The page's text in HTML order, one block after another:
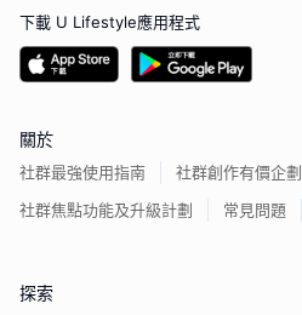
下載 U Lifestyle應用程式
關於
社群最強使用指南
社群創作有價企劃
社群焦點功能及升級計劃
常見問題
探索